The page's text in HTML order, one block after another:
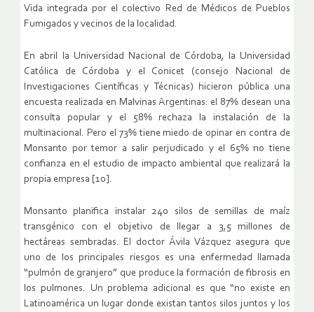
Vida integrada por el colectivo Red de Médicos de Pueblos
Fumigados y vecinos de la localidad.
En abril la Universidad Nacional de Córdoba, la Universidad
Católica de Córdoba y el Conicet (consejo Nacional de
Investigaciones Científicas y Técnicas) hicieron pública una
encuesta realizada en Malvinas Argentinas: el 87% desean una
consulta popular y el 58% rechaza la instalación de la
multinacional. Pero el 73% tiene miedo de opinar en contra de
Monsanto por temor a salir perjudicado y el 65% no tiene
confianza en el estudio de impacto ambiental que realizará la
propia empresa [10].
Monsanto planifica instalar 240 silos de semillas de maíz
transgénico con el objetivo de llegar a 3,5 millones de
hectáreas sembradas. El doctor Ávila Vázquez asegura que
uno de los principales riesgos es una enfermedad llamada
“pulmón de granjero” que produce la formación de fibrosis en
los pulmones. Un problema adicional es que “no existe en
Latinoamérica un lugar donde existan tantos silos juntos y los